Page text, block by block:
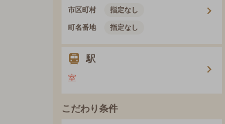
市区町村 指定なし
町名番地 指定なし
駅
室
こだわり条件